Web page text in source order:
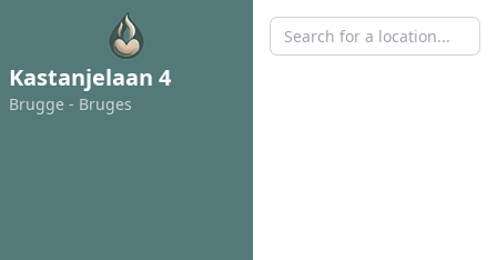
Kastanjelaan 4
Brugge - Bruges